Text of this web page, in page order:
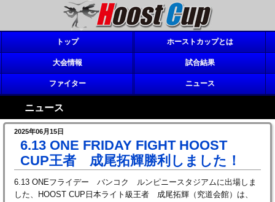
トップ ホーストカップとは
大会情報 試合結果
ファイター ニュース
ニュース
2025年06月15日
6.13 ONE FRIDAY FIGHT HOOST
CUP王者 成尾拓輝勝利しました！
6.13 ONEフライデー バンコク ルンピニースタジアムに出場しま
した、HOOST CUP日本ライト級王者 成尾拓輝（究道会館）は、